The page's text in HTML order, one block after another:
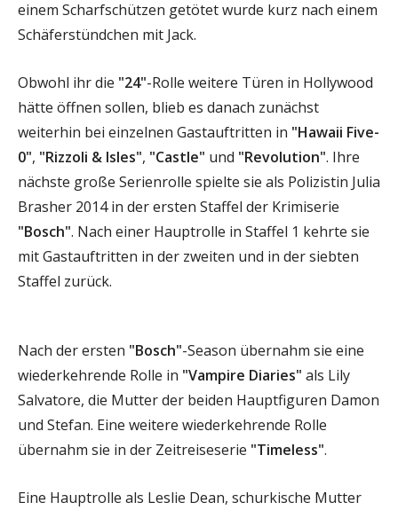
einem Scharfschützen getötet wurde kurz nach einem
Schäferstündchen mit Jack.
Obwohl ihr die "24"-Rolle weitere Türen in Hollywood
hätte öffnen sollen, blieb es danach zunächst
weiterhin bei einzelnen Gastauftritten in "Hawaii Five-
0", "Rizzoli & Isles", "Castle" und "Revolution". Ihre
nächste große Serienrolle spielte sie als Polizistin Julia
Brasher 2014 in der ersten Staffel der Krimiserie
"Bosch". Nach einer Hauptrolle in Staffel 1 kehrte sie
mit Gastauftritten in der zweiten und in der siebten
Staffel zurück.
Nach der ersten "Bosch"-Season übernahm sie eine
wiederkehrende Rolle in "Vampire Diaries" als Lily
Salvatore, die Mutter der beiden Hauptfiguren Damon
und Stefan. Eine weitere wiederkehrende Rolle
übernahm sie in der Zeitreiseserie "Timeless".
Eine Hauptrolle als Leslie Dean, schurkische Mutter